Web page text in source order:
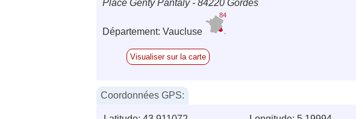
Place Genty Pantaly - 84220 Gordes
Département: Vaucluse
84
Visualiser sur la carte
Coordonnées GPS: